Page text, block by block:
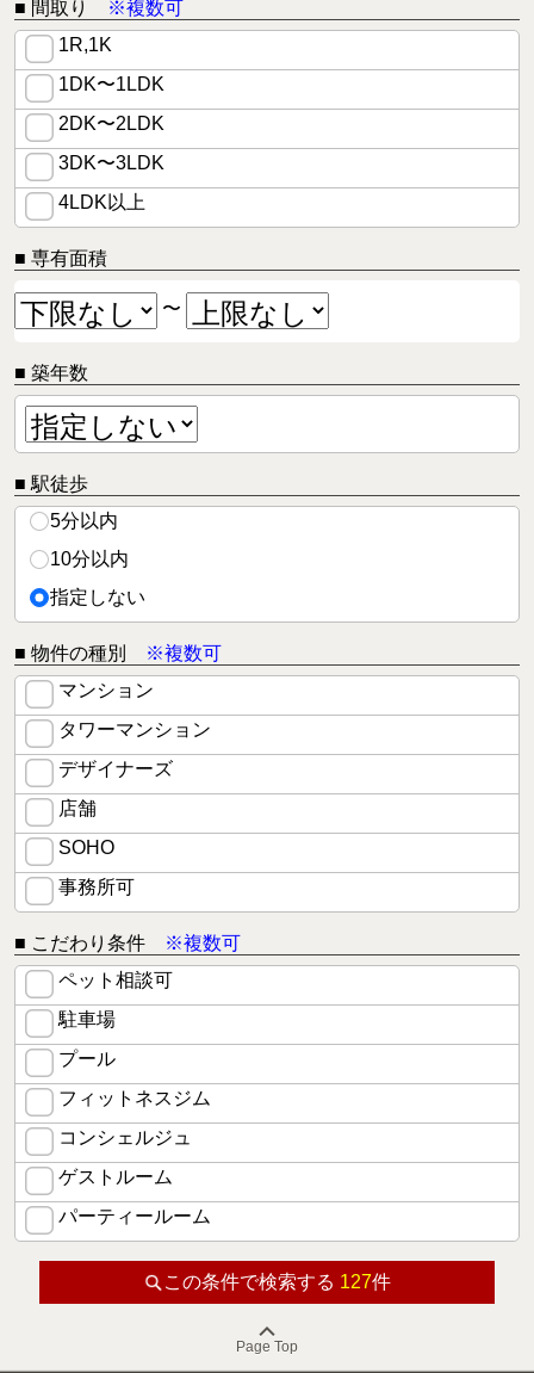
■ 間取り
※複数可
1R,1K
1DK〜1LDK
2DK〜2LDK
3DK〜3LDK
4LDK以上
■ 専有面積
〜
■ 築年数
■ 駅徒歩
5分以内
10分以内
指定しない
■ 物件の種別
※複数可
マンション
タワーマンション
デザイナーズ
店舗
SOHO
事務所可
■ こだわり条件
※複数可
ペット相談可
駐車場
プール
フィットネスジム
コンシェルジュ
ゲストルーム
パーティールーム
この条件で検索する 127件
Page Top